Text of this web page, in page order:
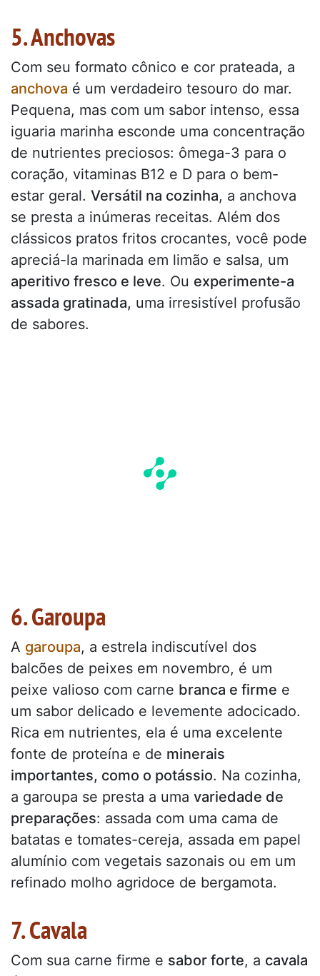
5. Anchovas
Com seu formato cônico e cor prateada, a
anchova é um verdadeiro tesouro do mar.
Pequena, mas com um sabor intenso, essa
iguaria marinha esconde uma concentração
de nutrientes preciosos: ômega-3 para o
coração, vitaminas B12 e D para o bem-
estar geral. Versátil na cozinha, a anchova
se presta a inúmeras receitas. Além dos
clássicos pratos fritos crocantes, você pode
apreciá-la marinada em limão e salsa, um
aperitivo fresco e leve. Ou experimente-a
assada gratinada, uma irresistível profusão
de sabores.
6. Garoupa
A garoupa, a estrela indiscutível dos
balcões de peixes em novembro, é um
peixe valioso com carne branca e firme e
um sabor delicado e levemente adocicado.
Rica em nutrientes, ela é uma excelente
fonte de proteína e de minerais
importantes, como o potássio. Na cozinha,
a garoupa se presta a uma variedade de
preparações: assada com uma cama de
batatas e tomates-cereja, assada em papel
alumínio com vegetais sazonais ou em um
refinado molho agridoce de bergamota.
7. Cavala
Com sua carne firme e sabor forte, a cavala